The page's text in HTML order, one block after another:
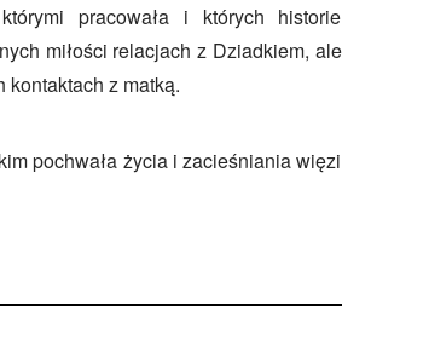
pracowała i których historie
miłości relacjach z Dziadkiem, ale
kontaktach z matką.
pochwała życia i zacieśniania więzi